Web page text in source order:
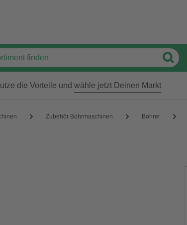
die Vorteile und wähle jetzt Deinen Markt
Zubehör Bohrmaschinen Bohrer